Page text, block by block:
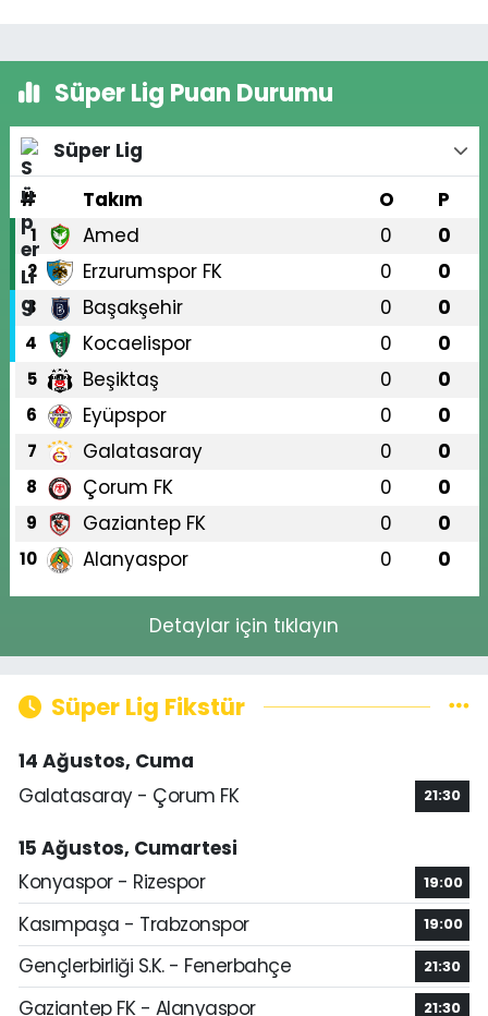
Süper Lig Puan Durumu
Süper Lig
#
Takım O P
1 Amed 0 0
2 Erzurumspor FK 0 0
3 Başakşehir 0 0
4 Kocaelispor 0 0
5 Beşiktaş 0 0
6 Eyüpspor 0 0
7 Galatasaray 0 0
8 Çorum FK 0 0
9 Gaziantep FK 0 0
10 Alanyaspor 0 0
Detaylar için tıklayın
Süper Lig Fikstür
14 Ağustos, Cuma
Galatasaray - Çorum FK
21:30
15 Ağustos, Cumartesi
Konyaspor - Rizespor
19:00
Kasımpaşa - Trabzonspor 19:00
Gençlerbirliği S.K. - Fenerbahçe 21:30
Gaziantep FK - Alanyaspor 21:30